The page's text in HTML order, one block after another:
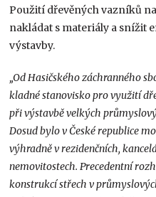
Použití dřevěných vazníků
nakládat s materiály a snížit
výstavby.
„Od Hasičského záchranného
kladné stanovisko pro využití
při výstavbě velkých
Dosud bylo v České republice
výhradně v rezidenčních,
nemovitostech. Precedentní
konstrukcí střech v